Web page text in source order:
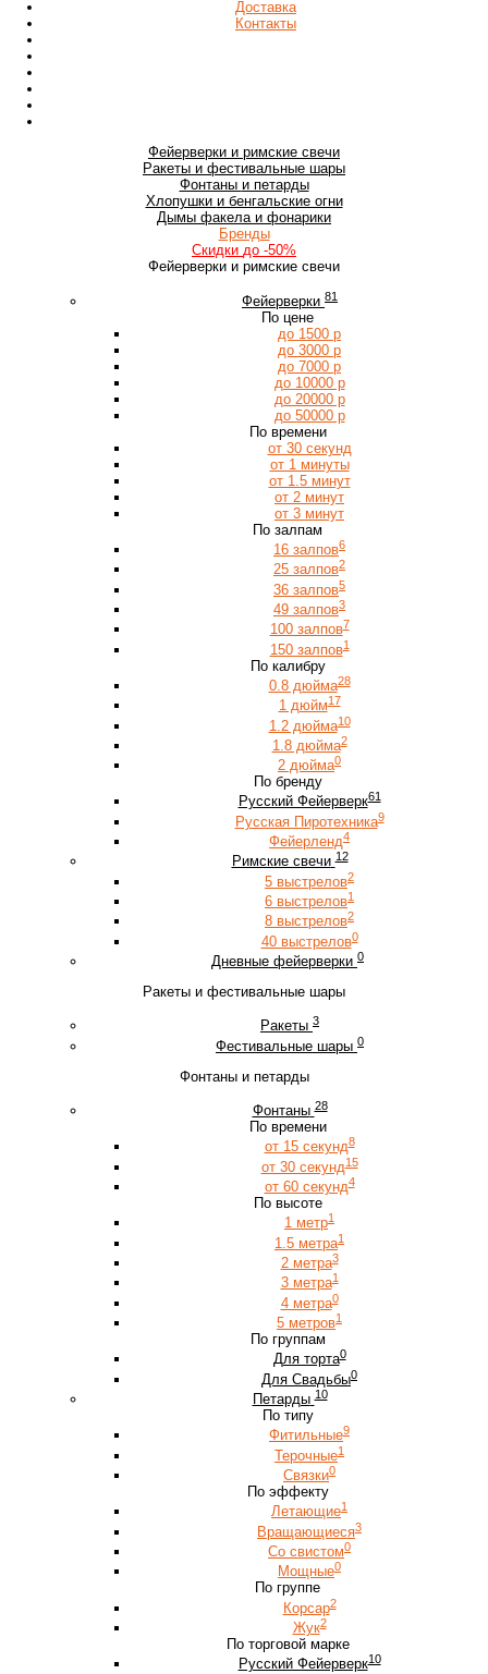
Доставка
Контакты
Фейерверки и римские свечи
Ракеты и фестивальные шары
Фонтаны и петарды
Хлопушки и бенгальские огни
Дымы факела и фонарики
Бренды
Скидки до -50%
Фейерверки и римские свечи
Фейерверки 81
По цене
до 1500 р
до 3000 р
до 7000 р
до 10000 р
до 20000 р
до 50000 р
По времени
от 30 секунд
от 1 минуты
от 1.5 минут
от 2 минут
от 3 минут
По залпам
16 залпов6
25 залпов2
36 залпов5
49 залпов3
100 залпов7
150 залпов1
По калибру
0.8 дюйма28
1 дюйм17
1.2 дюйма10
1.8 дюйма2
2 дюйма0
По бренду
Русский Фейерверк61
Русская Пиротехника9
Фейерленд4
Римские свечи 12
5 выстрелов2
6 выстрелов1
8 выстрелов2
40 выстрелов0
Дневные фейерверки 0
Ракеты и фестивальные шары
Ракеты 3
Фестивальные шары 0
Фонтаны и петарды
Фонтаны 28
По времени
от 15 секунд8
от 30 секунд15
от 60 секунд4
По высоте
1 метр1
1.5 метра1
2 метра3
3 метра1
4 метра0
5 метров1
По группам
Для торта0
Для Свадьбы0
Петарды 10
По типу
Фитильные9
Терочные1
Связки0
По эффекту
Летающие1
Вращающиеся3
Со свистом0
Мощные0
По группе
Корсар2
Жук2
По торговой марке
Русский Фейерверк10